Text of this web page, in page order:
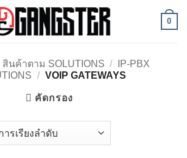
0
สินค้าตาม SOLUTIONS /
IP-PBX
/ VOIP GATEWAYS
คัดกรอง